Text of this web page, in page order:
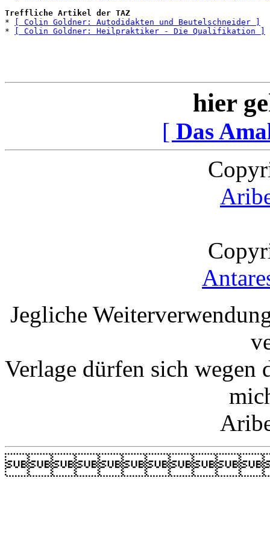
Treffliche Artikel der TAZ
*
[ Colin Goldner: Autodidakten und Beutelschneider ]
*
[ Colin Goldner: Heilpraktiker - Die Qualifikation ]
hier
[ Das
Jegliche
Verlage dürfen sich wegen